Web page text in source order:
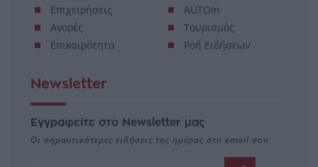
Επιχειρήσεις
Αγορές
Επικαιρότητα
AUTOin
Τουρισμός
Ροή Ειδήσεων
Newsletter
Εγγραφείτε στο Newsletter μας
Οι σημαντικότερες ειδήσεις της ημέρας στο email σου